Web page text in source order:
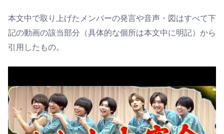
本文中で取り上げたメンバーの発言や音声・図はすべて下
記の動画の該当部分（具体的な個所は本文中に明記）から
引用したもの。